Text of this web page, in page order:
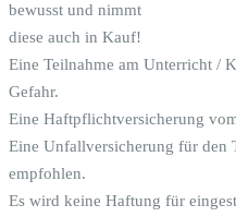
bewusst und nimmt
diese auch in Kauf!
Eine Teilnahme am Unterricht /
Gefahr.
Eine Haftpflichtversicherung
Eine Unfallversicherung für den
empfohlen.
Es wird keine Haftung für